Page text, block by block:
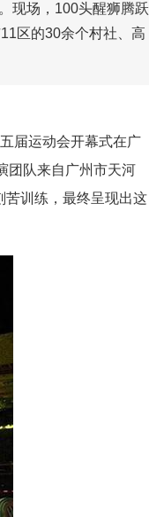
现场，100头醒狮腾跃
区的30余个村社、高
届运动会开幕式在广
团队来自广州市天河
苦训练，最终呈现出这